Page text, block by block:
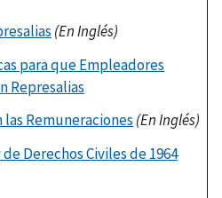
(En Inglés)
para que Empleadores
Represalias
Remuneraciones (En Inglés)
Derechos Civiles de 1964